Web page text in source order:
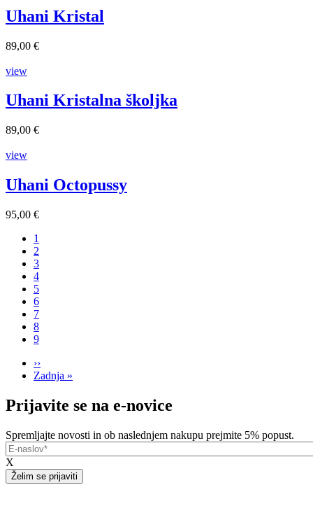
Uhani Kristal
89,00 €
view
Uhani Kristalna školjka
89,00 €
view
Uhani Octopussy
95,00 €
Pagination
Current
page
1
Page
2
Page
3
Page
4
Page
5
Page
6
Page
7
Page
8
Page
9
Next
page
››
Last
Zadnja »
Prijavite se na e-novice
Spremljajte novosti in ob naslednjem nakupu prejmite 5% popust.
E-
naslov
X